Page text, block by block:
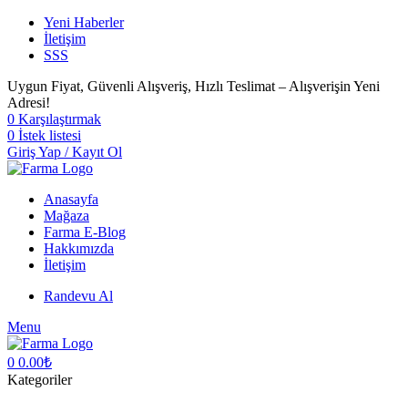
Yeni Haberler
İletişim
SSS
Uygun Fiyat, Güvenli Alışveriş, Hızlı Teslimat – Alışverişin Yeni
Adresi!
0 Karşılaştırmak
0 İstek listesi
Giriş Yap / Kayıt Ol
Anasayfa
Mağaza
Farma E-Blog
Hakkımızda
İletişim
Randevu Al
Menu
0 0.00₺
Kategoriler